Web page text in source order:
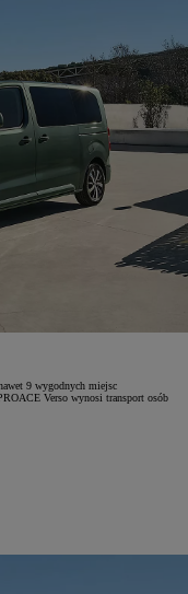
9 wygodnych miejsc
Verso wynosi transport osób